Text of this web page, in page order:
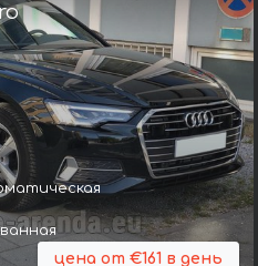
цена от €161 в день